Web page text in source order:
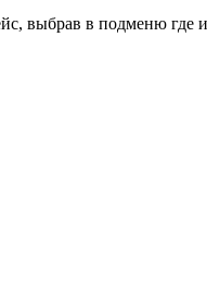
выбрав в подменю где